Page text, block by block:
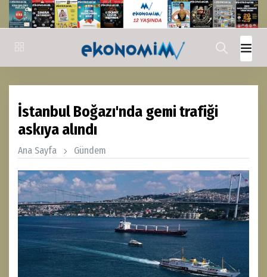
İstanbul Boğazı'nda gemi trafiği
askıya alındı
Ana Sayfa Gündem